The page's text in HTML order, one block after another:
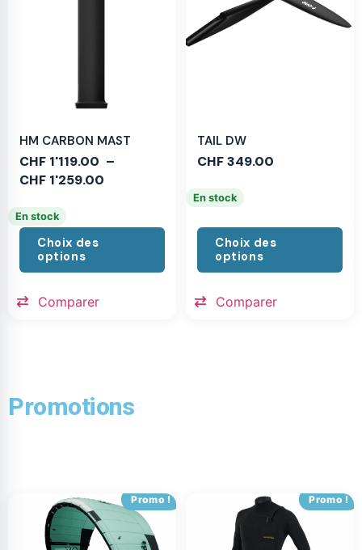
HM CARBON MAST
CHF 1'119.00 –
CHF 1'259.00
En stock
Choix des
options
Comparer
TAIL DW
CHF349.00
En stock
Choix des
options
Comparer
Promotions
Promo ! Promo !